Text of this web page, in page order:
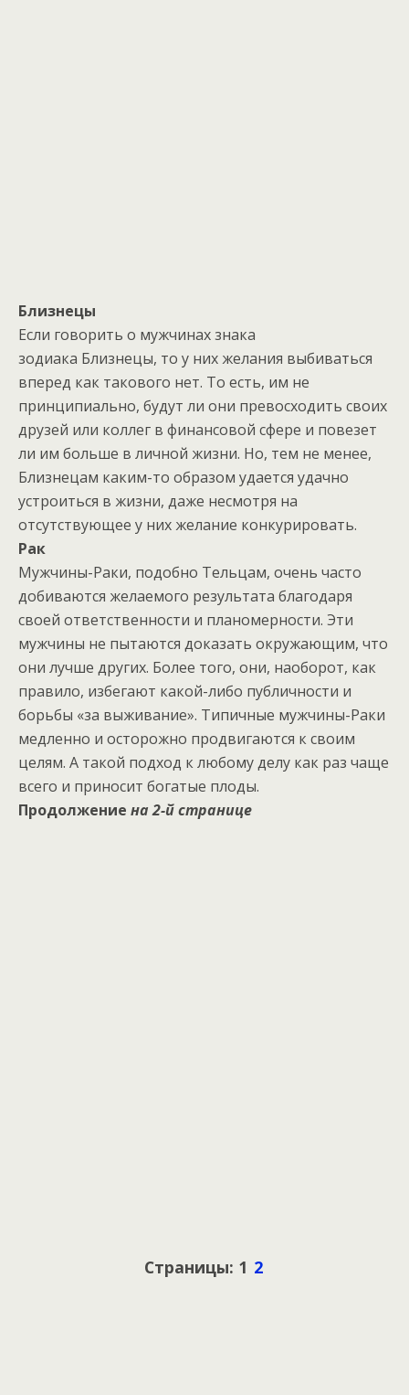
Близнецы
Если говорить о мужчинах знака
зодиака Близнецы, то у них желания выбиваться
вперед как такового нет. То есть, им не
принципиально, будут ли они превосходить своих
друзей или коллег в финансовой сфере и повезет
ли им больше в личной жизни. Но, тем не менее,
Близнецам каким-то образом удается удачно
устроиться в жизни, даже несмотря на
отсутствующее у них желание конкурировать.
Рак
Мужчины-Раки, подобно Тельцам, очень часто
добиваются желаемого результата благодаря
своей ответственности и планомерности. Эти
мужчины не пытаются доказать окружающим, что
они лучше других. Более того, они, наоборот, как
правило, избегают какой-либо публичности и
борьбы «за выживание». Типичные мужчины-Раки
медленно и осторожно продвигаются к своим
целям. А такой подход к любому делу как раз чаще
всего и приносит богатые плоды.
Продолжение на 2-й странице
Страницы: 1 2